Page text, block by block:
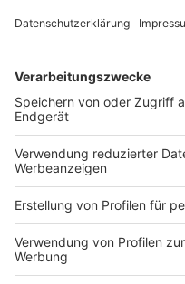
Umlauf gebracht
DEINE GEMERKTEN
Du hast dir noch keine
Markiere sie hierfür mit